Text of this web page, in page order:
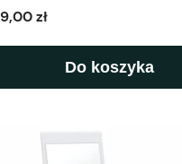
zł
Do koszyka